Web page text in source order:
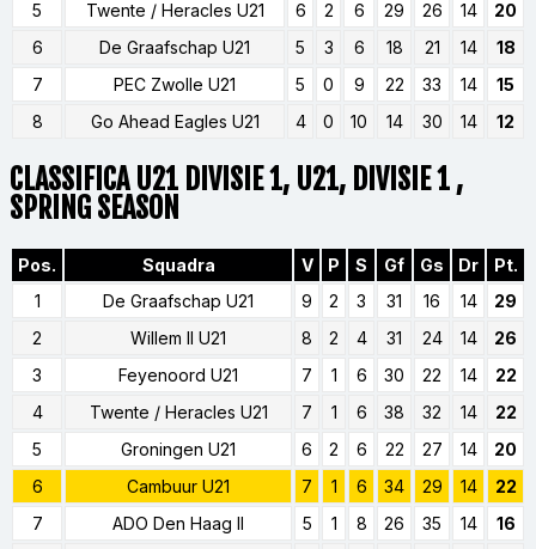
5 Twente / Heracles U21 6 2 6 29 26 14
20
6
De Graafschap U21 5 3 6 18 21 14
18
7
PEC Zwolle U21 5 0 9 22 33 14
15
8
Go Ahead Eagles U21 4 0 10 14 30 14 12
CLASSIFICA U21 DIVISIE 1, U21, DIVISIE 1 ,
SPRING SEASON
Pos. Squadra V P S Gf Gs Dr
Pt.
1
De Graafschap U21 9 2 3 31 16 14
29
2
Willem II U21 8 2 4 31 24 14
26
3
Feyenoord U21 7 1 6 30 22 14
22
4
Twente / Heracles U21 7 1 6 38 32 14
22
5
Groningen U21 6 2 6 22 27 14
20
6
Cambuur U21 7 1 6 34 29 14
22
7
ADO Den Haag II 5 1 8 26 35 14
16